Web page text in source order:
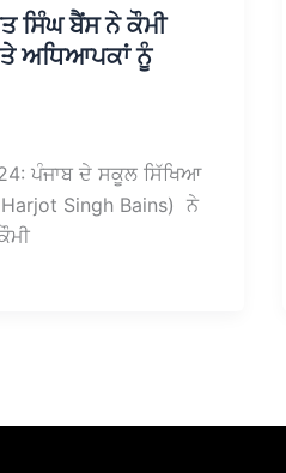
ਸਿੰਘ ਬੈਂਸ ਨੇ ਕੌਮੀ
ਅਧਿਆਪਕਾਂ ਨੂੰ
ਪੰਜਾਬ ਦੇ ਸਕੂਲ ਸਿੱਖਿਆ
Singh Bains) ਨੇ